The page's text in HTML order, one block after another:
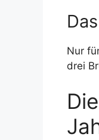
Nur
drei